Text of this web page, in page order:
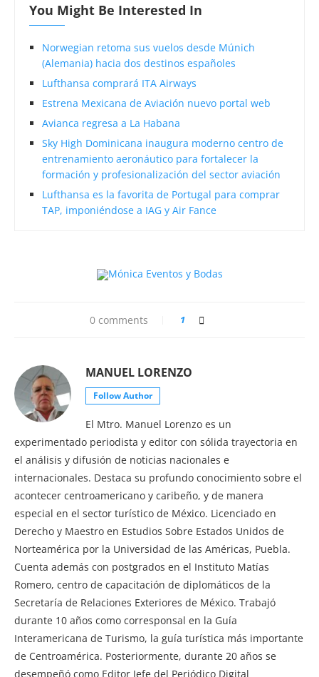
You Might Be Interested In
Norwegian retoma sus vuelos desde Múnich
(Alemania) hacia dos destinos españoles
Lufthansa comprará ITA Airways
Estrena Mexicana de Aviación nuevo portal web
Avianca regresa a La Habana
Sky High Dominicana inaugura moderno centro de
entrenamiento aeronáutico para fortalecer la
formación y profesionalización del sector aviación
Lufthansa es la favorita de Portugal para comprar
TAP, imponiéndose a IAG y Air Fance
0 comments 1
MANUEL LORENZO
Follow Author
El Mtro. Manuel Lorenzo es un
experimentado periodista y editor con sólida trayectoria en
el análisis y difusión de noticias nacionales e
internacionales. Destaca su profundo conocimiento sobre el
acontecer centroamericano y caribeño, y de manera
especial en el sector turístico de México. Licenciado en
Derecho y Maestro en Estudios Sobre Estados Unidos de
Norteamérica por la Universidad de las Américas, Puebla.
Cuenta además con postgrados en el Instituto Matías
Romero, centro de capacitación de diplomáticos de la
Secretaría de Relaciones Exteriores de México. Trabajó
durante 10 años como corresponsal en la Guía
Interamericana de Turismo, la guía turística más importante
de Centroamérica. Posteriormente, durante 20 años se
desempeñó como Editor Jefe del Periódico Digital